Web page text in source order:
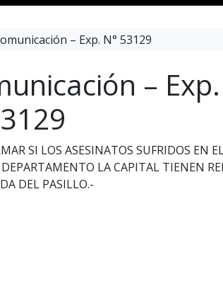
– Exp. N° 53129
–
SI LOS ASESINATOS SUFRIDOS EN
LA CAPITAL TIENEN
DEL PASILLO.-